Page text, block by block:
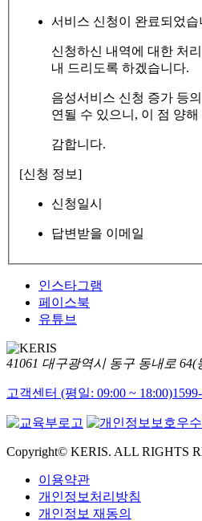
서비스 신청이 완료되었습
신청하신 내역에 대한 처
내 드리도록 하겠습니다.
음성서비스 신청 증가 등
연될 수 있으니, 이 점 양
감합니다.
[신청 정보]
신청일시
답변받을 이메일
인스타그램
페이스북
유튜브
41061 대구광역시 동구 동내로 64(
고객센터 (평일: 09:00 ~ 18:00)
Copyright© KERIS. ALL RIGHTS
이용약관
개인정보처리방침
개인정보 재동의